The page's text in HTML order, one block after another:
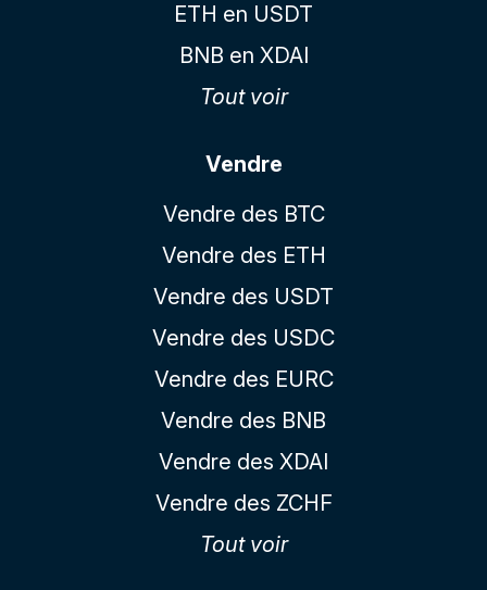
ETH en USDT
BNB en XDAI
Tout voir
Vendre
Vendre des BTC
Vendre des ETH
Vendre des USDT
Vendre des USDC
Vendre des EURC
Vendre des BNB
Vendre des XDAI
Vendre des ZCHF
Tout voir